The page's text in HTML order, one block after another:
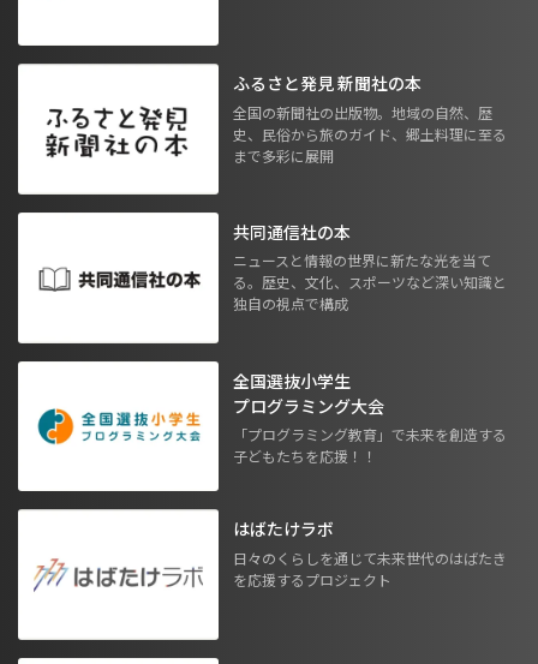
ふるさと発見 新聞社の本
全国の新聞社の出版物。地域の自然、歴
史、民俗から旅のガイド、郷土料理に至る
まで多彩に展開
共同通信社の本
ニュースと情報の世界に新たな光を当て
る。歴史、文化、スポーツなど深い知識と
独自の視点で構成
全国選抜小学生
プログラミング大会
「プログラミング教育」で未来を創造する
子どもたちを応援！！
はばたけラボ
日々のくらしを通じて未来世代のはばたき
を応援するプロジェクト